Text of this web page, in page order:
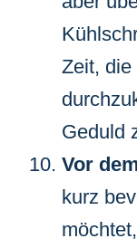
Zeit, die
Geduld
Vor
kurz